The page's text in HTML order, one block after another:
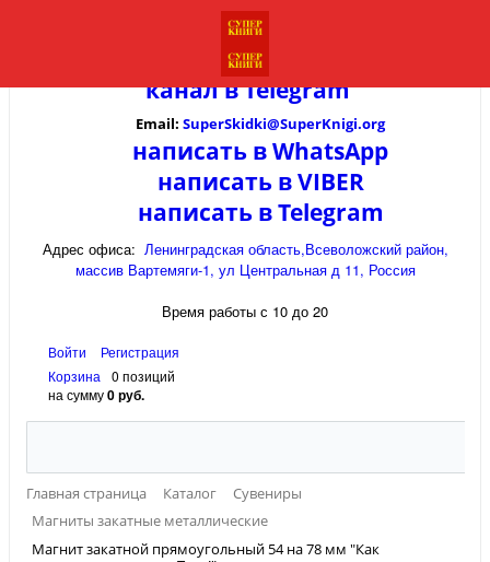
канал вTelegram
Email: SuperSkidki@SuperKnigi.org
написать в WhatsApp
написать в VIBER
написать в Telegram
Адрес офиса: Ленинградская область,Всеволожский район,
массив Вартемяги-1, ул Центральная д 11, Россия
Время работы с 10 до 20
Войти
Регистрация
Корзина
0 позиций
на сумму0 руб.
Главная страница Каталог
Сувениры
Магниты закатные металлические
Магнит закатной прямоугольный 54 на 78 мм "Как